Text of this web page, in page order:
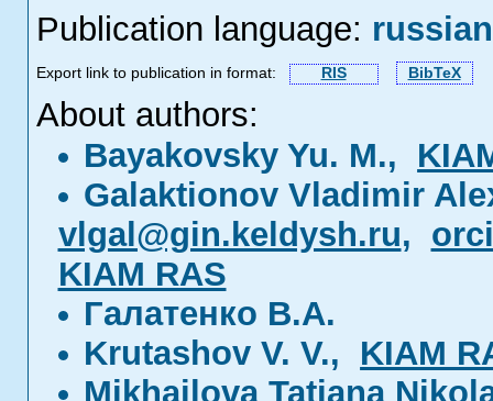
Publication language: russian
Export link to publication in format: RIS BibTeX
About authors:
Bayakovsky Yu. M.,
Galaktionov Vladimir
vlgal@gin.keldysh.ru,
KIAM RAS
Галатенко В.А.
Krutashov V. V., KIAM
Mikhailova Tatiana